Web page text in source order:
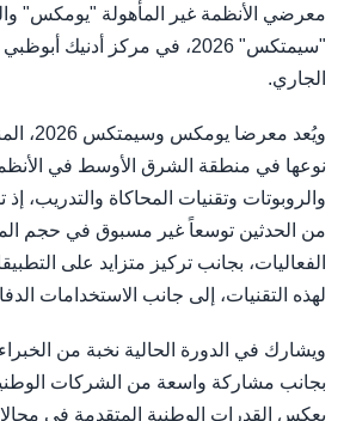
معرضي الأنظمة غير المأهولة "يومكس"
الجاري.
ويُعد
نوعها في منطقة الشرق الأوسط في
والروبوتات وتقنيات المحاكاة والتدريب،
من الحدثين توسعاً غير مسبوق في حجم
الفعاليات، بجانب تركيز متزايد على
لهذه التقنيات، إلى جانب الاستخدامات
ويشارك في الدورة الحالية نخبة من الخبراء
بجانب مشاركة واسعة من الشركات الوطنية
يعكس القدرات الوطنية المتقدمة في